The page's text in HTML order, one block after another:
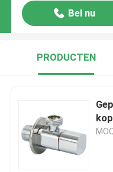
Bel nu
PRODUCTEN